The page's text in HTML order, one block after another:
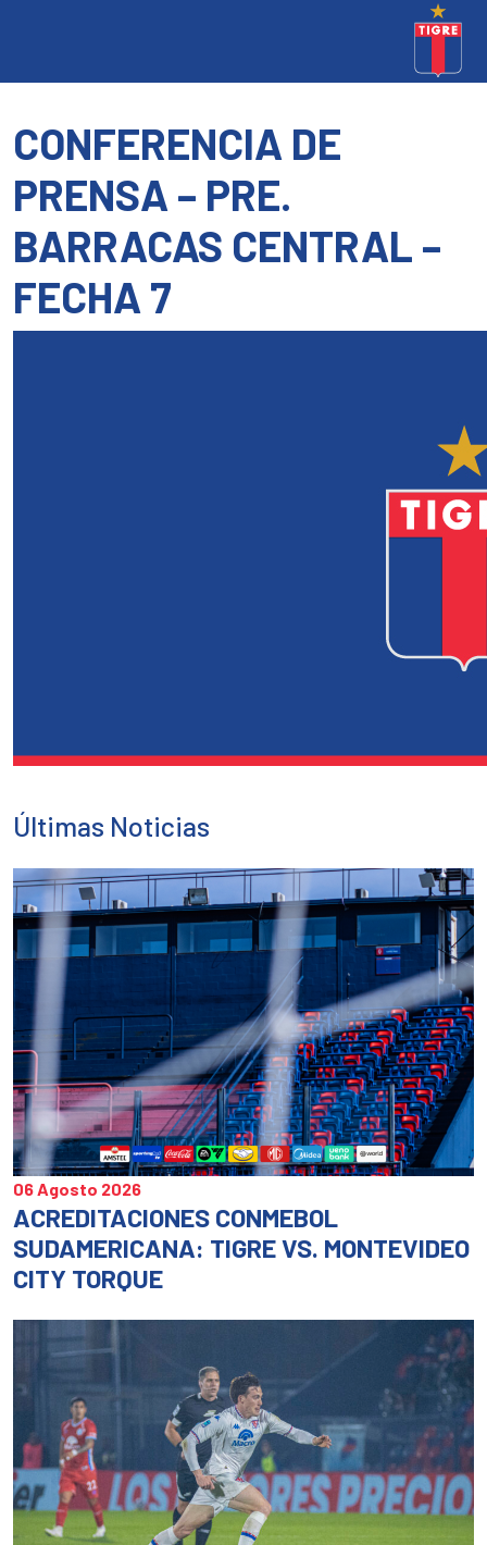
CONFERENCIA DE
PRENSA – PRE.
BARRACAS CENTRAL –
FECHA 7
Últimas Noticias
06 Agosto 2026
ACREDITACIONES CONMEBOL
SUDAMERICANA: TIGRE VS. MONTEVIDEO
CITY TORQUE